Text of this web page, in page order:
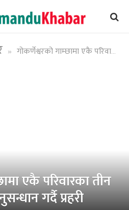
» गोकर्णेश्वरको गाम्छामा एकै परिवारका तीन जना मृत भेटिए, अनुसन्धान गर्दै प्रहरी
एकै परिवारका तीन
गर्दै प्रहरी